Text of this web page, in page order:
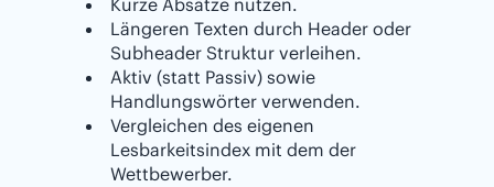
Kurze Absätze nutzen.
Längeren Texten durch Header oder
Subheader Struktur verleihen.
Aktiv (statt Passiv) sowie
Handlungswörter verwenden.
Vergleichen des eigenen
Lesbarkeitsindex mit dem der
Wettbewerber.